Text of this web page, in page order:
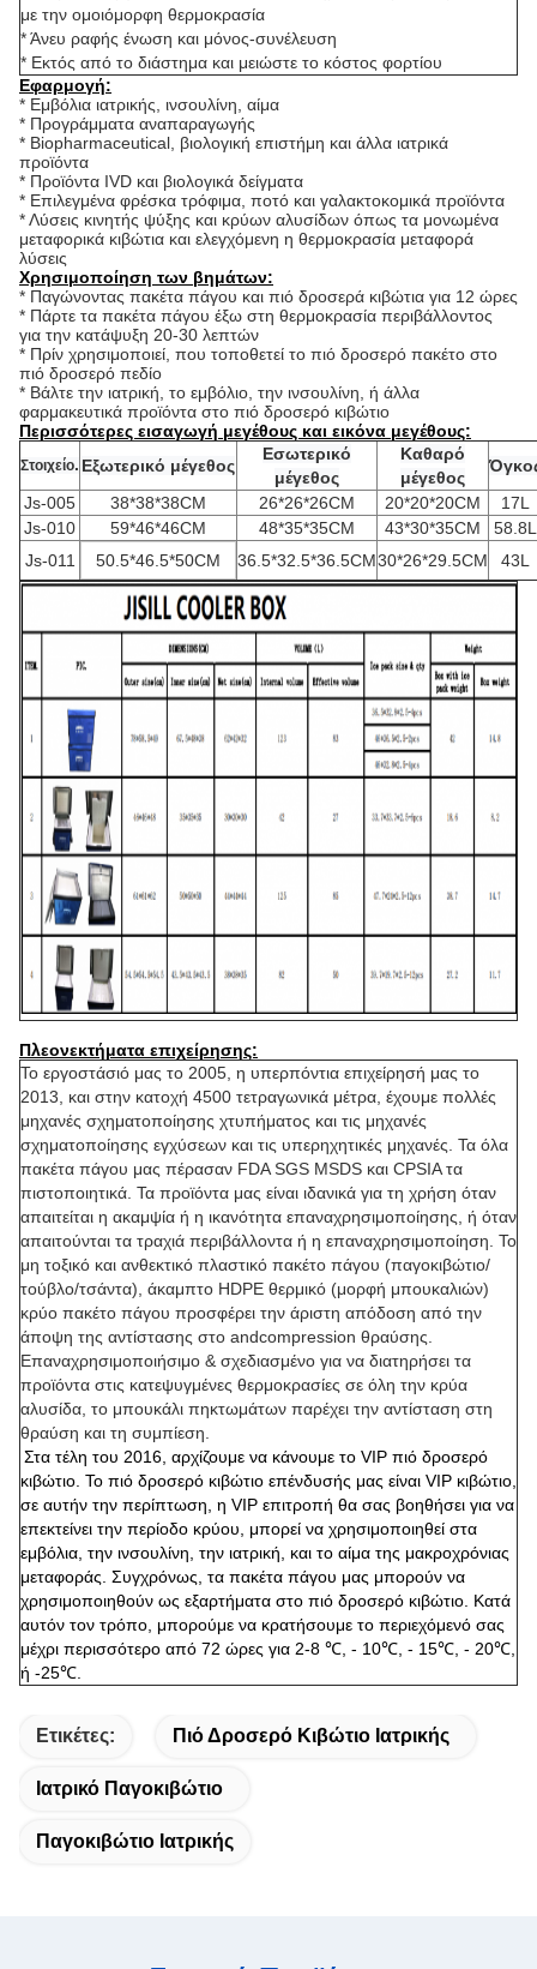
με την ομοιόμορφη θερμοκρασία
* Άνευ ραφής ένωση και μόνος-συνέλευση
* Εκτός από το διάστημα και μειώστε το κόστος φορτίου
Εφαρμογή:
* Εμβόλια ιατρικής, ινσουλίνη, αίμα
* Προγράμματα αναπαραγωγής
* Biopharmaceutical, βιολογική επιστήμη και άλλα ιατρικά
προϊόντα
* Προϊόντα IVD και βιολογικά δείγματα
* Επιλεγμένα φρέσκα τρόφιμα, ποτό και γαλακτοκομικά προϊόντα
* Λύσεις κινητής ψύξης και κρύων αλυσίδων όπως τα μονωμένα
μεταφορικά κιβώτια και ελεγχόμενη η θερμοκρασία μεταφορά
λύσεις
Χρησιμοποίηση των βημάτων:
* Παγώνοντας πακέτα πάγου και πιό δροσερά κιβώτια για 12 ώρες
* Πάρτε τα πακέτα πάγου έξω στη θερμοκρασία περιβάλλοντος
για την κατάψυξη 20-30 λεπτών
* Πρίν χρησιμοποιεί, που τοποθετεί το πιό δροσερό πακέτο στο
πιό δροσερό πεδίο
* Βάλτε την ιατρική, το εμβόλιο, την ινσουλίνη, ή άλλα
φαρμακευτικά προϊόντα στο πιό δροσερό κιβώτιο
Περισσότερες εισαγωγή μεγέθους και εικόνα μεγέθους:
Στοιχείο. Εξωτερικό μέγεθος
Εσωτερικό
μέγεθος
Καθαρό
μέγεθος
Js-005
38*38*38CM 26*26*26CM 20*20*20CM
17L
Js-010
59*46*46CM 48*35*35CM 43*30*35CM
58.8L
Js-011
50.5*46.5*50CM 36.5*32.5*36.5CM30*26*29.5CM 43L
Πλεονεκτήματα επιχείρησης:
Το εργοστάσιό μας το 2005, η υπερπόντια επιχείρησή μας το
2013, και στην κατοχή 4500 τετραγωνικά μέτρα, έχουμε πολλές
μηχανές σχηματοποίησης χτυπήματος και τις μηχανές
σχηματοποίησης εγχύσεων και τις υπερηχητικές μηχανές. Τα όλα
πακέτα πάγου μας πέρασαν FDA SGS MSDS και CPSIA τα
πιστοποιητικά. Τα προϊόντα μας είναι ιδανικά για τη χρήση όταν
απαιτείται η ακαμψία ή η ικανότητα επαναχρησιμοποίησης, ή όταν
απαιτούνται τα τραχιά περιβάλλοντα ή η επαναχρησιμοποίηση. Το
μη τοξικό και ανθεκτικό πλαστικό πακέτο πάγου (παγοκιβώτιο/
τούβλο/τσάντα), άκαμπτο HDPE θερμικό (μορφή μπουκαλιών)
κρύο πακέτο πάγου προσφέρει την άριστη απόδοση από την
άποψη της αντίστασης στο andcompression θραύσης.
Επαναχρησιμοποιήσιμο & σχεδιασμένο για να διατηρήσει τα
προϊόντα στις κατεψυγμένες θερμοκρασίες σε όλη την κρύα
αλυσίδα, το μπουκάλι πηκτωμάτων παρέχει την αντίσταση στη
θραύση και τη συμπίεση.
Στα τέλη του 2016, αρχίζουμε να κάνουμε το VIP πιό δροσερό
κιβώτιο. Το πιό δροσερό κιβώτιο επένδυσής μας είναι VIP κιβώτιο,
σε αυτήν την περίπτωση, η VIP επιτροπή θα σας βοηθήσει για να
επεκτείνει την περίοδο κρύου, μπορεί να χρησιμοποιηθεί στα
εμβόλια, την ινσουλίνη, την ιατρική, και το αίμα της μακροχρόνιας
μεταφοράς. Συγχρόνως, τα πακέτα πάγου μας μπορούν να
χρησιμοποιηθούν ως εξαρτήματα στο πιό δροσερό κιβώτιο. Κατά
αυτόν τον τρόπο, μπορούμε να κρατήσουμε το περιεχόμενό σας
μέχρι περισσότερο από 72 ώρες για 2-8 ℃, - 10℃, - 15℃, - 20℃,
ή -25℃.
Ετικέτες: Πιό Δροσερό Κιβώτιο Ιατρικής
Ιατρικό Παγοκιβώτιο
Παγοκιβώτιο Ιατρικής